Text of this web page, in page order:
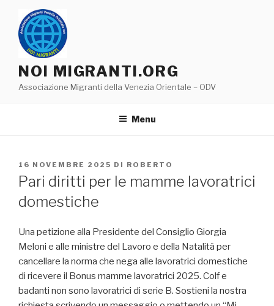
contenuto
NOI MIGRANTI.ORG
Associazione Migranti della Venezia Orientale – ODV
Menu
PUBBLICATO
IL
16 NOVEMBRE 2025 DI ROBERTO
Pari diritti per le mamme lavoratrici
domestiche
Una petizione alla Presidente del Consiglio Giorgia
Meloni e alle ministre del Lavoro e della Natalità per
cancellare la norma che nega alle lavoratrici domestiche
di ricevere il Bonus mamme lavoratrici 2025. Colf e
badanti non sono lavoratrici di serie B. Sostieni la nostra